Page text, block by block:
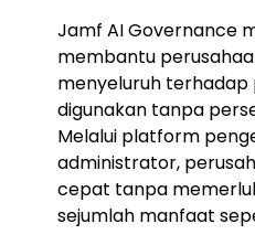
Jamf AI Governance
membantu
menyeluruh terhadap
digunakan tanpa
Melalui platform
administrator,
cepat tanpa
sejumlah manfaat